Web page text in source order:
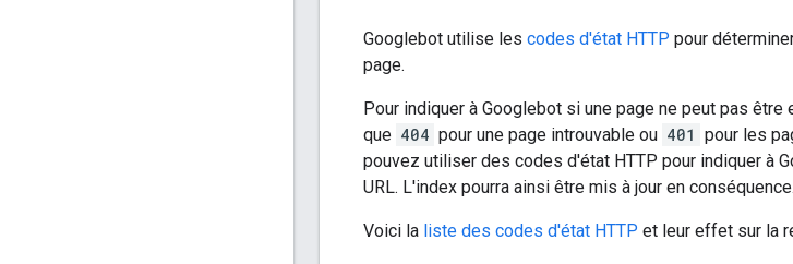
Googlebot utilise les codes d'état HTTP pour
page.
Pour indiquer à Googlebot si une page ne peut pas
que 404 pour une page introuvable ou 401 pour les
pouvez utiliser des codes d'état HTTP pour indiquer à
URL. L'index pourra ainsi être mis à jour en conséquence.
Voici la liste des codes d'état HTTP et leur effet sur la